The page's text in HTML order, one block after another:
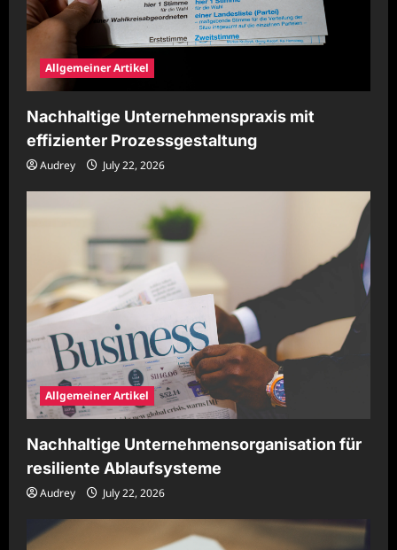
Allgemeiner Artikel
Nachhaltige Unternehmenspraxis mit
effizienter Prozessgestaltung
Audrey July 22, 2026
Allgemeiner Artikel
Nachhaltige Unternehmensorganisation für
resiliente Ablaufsysteme
Audrey July 22, 2026